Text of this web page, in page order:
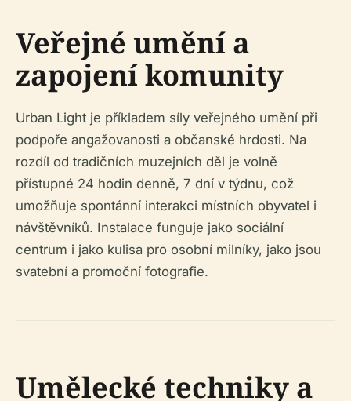
Veřejné umění a
zapojení komunity
Urban Light je příkladem síly veřejného umění při
podpoře angažovanosti a občanské hrdosti. Na
rozdíl od tradičních muzejních děl je volně
přístupné 24 hodin denně, 7 dní v týdnu, což
umožňuje spontánní interakci místních obyvatel i
návštěvníků. Instalace funguje jako sociální
centrum i jako kulisa pro osobní milníky, jako jsou
svatební a promoční fotografie.
Umělecké techniky a